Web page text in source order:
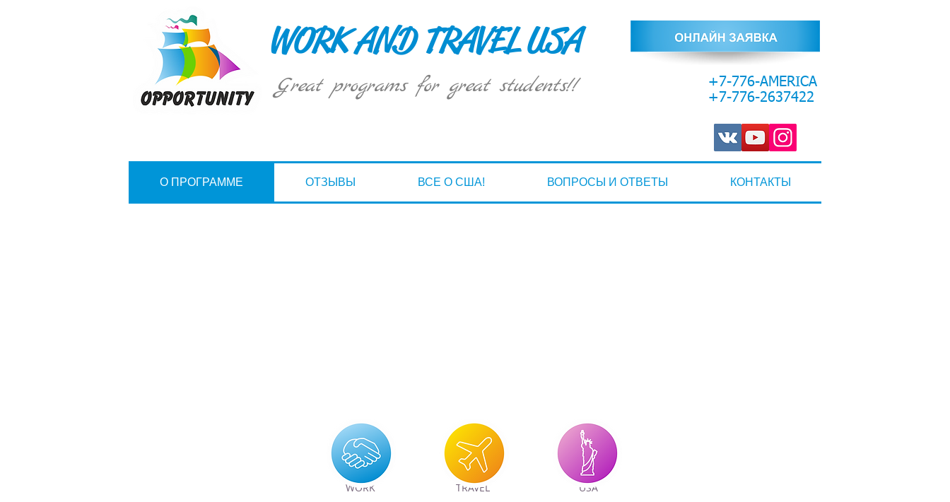
WORK AND TRAVEL USA
Great programs for great students!!
+7-776-AMERICA
+7-776-2637422
WORK TRAVEL USA
О ПРОГРАММЕ ОТЗЫВЫ ВСЕ О США! ВОПРОСЫ И ОТВЕТЫ КОНТАКТЫ